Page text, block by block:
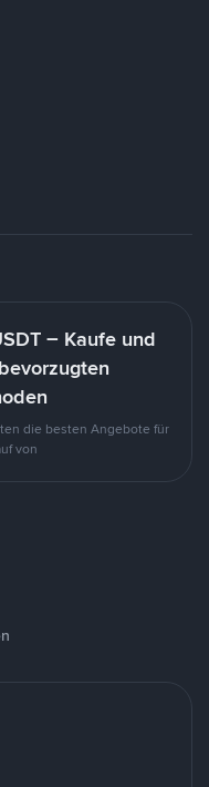
– Kaufe und
die besten Angebote für
von